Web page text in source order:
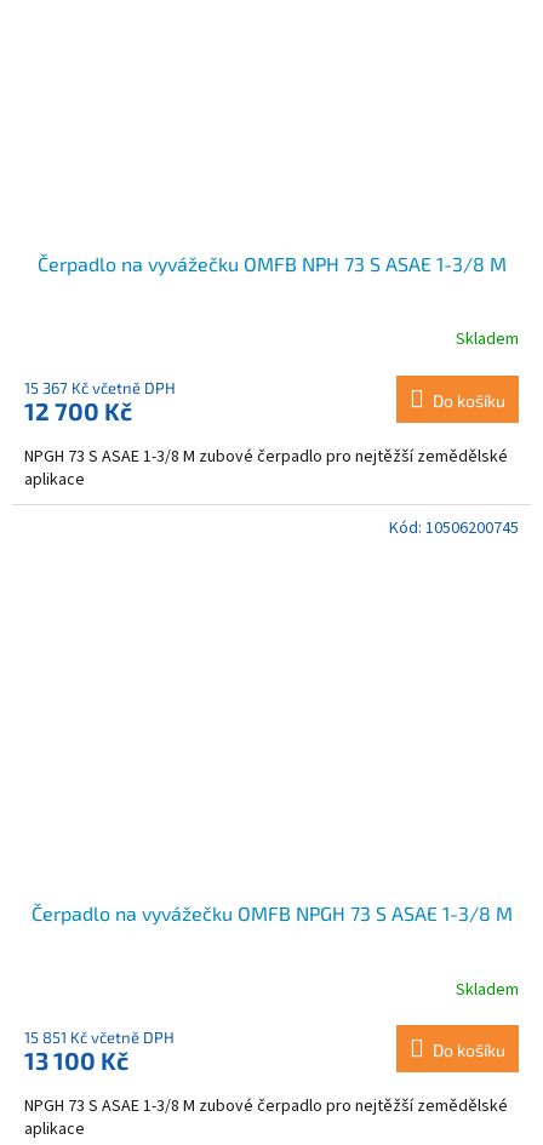
Čerpadlo na vyvážečku OMFB NPH 73 S ASAE 1-3/8 M
Skladem
15 367 Kč včetně DPH
12 700 Kč Do košíku
NPGH 73 S ASAE 1-3/8 M zubové čerpadlo pro nejtěžší zemědělské
aplikace
Čerpadlo na vyvážečku OMFB NPGH 73 S ASAE 1-3/8 M
Skladem
15 851 Kč včetně DPH
13 100 Kč Do košíku
NPGH 73 S ASAE 1-3/8 M zubové čerpadlo pro nejtěžší zemědělské
aplikace
Kód: 10506200745